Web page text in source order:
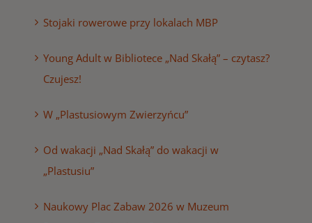
Stojaki rowerowe przy lokalach MBP
Young Adult w Bibliotece „Nad Skałą” – czytasz?
Czujesz!
W „Plastusiowym Zwierzyńcu”
Od wakacji „Nad Skałą” do wakacji w
„Plastusiu”
Naukowy Plac Zabaw 2026 w Muzeum